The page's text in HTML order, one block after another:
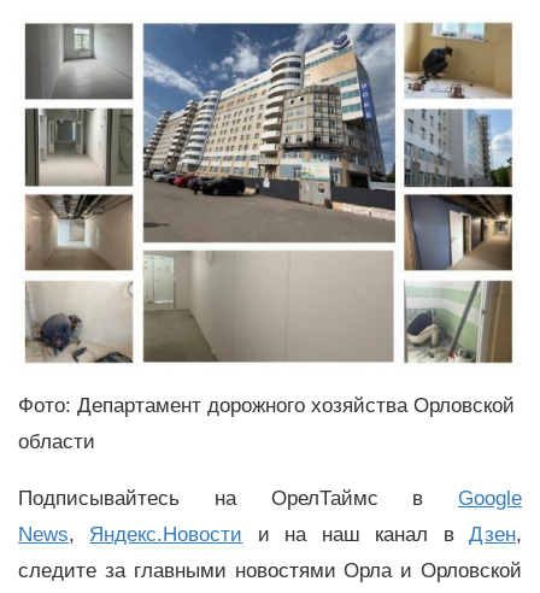
Фото: Департамент дорожного хозяйства Орловской
области
Подписывайтесь на ОрелТаймс в Google
News, Яндекс.Новости и на наш канал вДзен,
следите за главными новостями Орла и Орловской